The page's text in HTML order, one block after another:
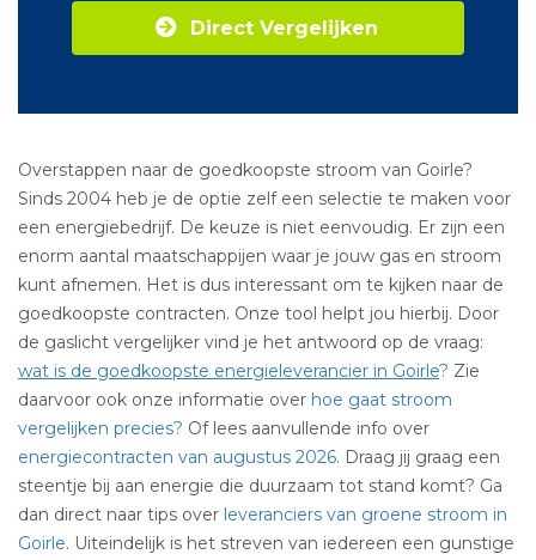
Direct Vergelijken
Overstappen naar de goedkoopste stroom van Goirle?
Sinds 2004 heb je de optie zelf een selectie te maken voor
een energiebedrijf. De keuze is niet eenvoudig. Er zijn een
enorm aantal maatschappijen waar je jouw gas en stroom
kunt afnemen. Het is dus interessant om te kijken naar de
goedkoopste contracten. Onze tool helpt jou hierbij. Door
de gaslicht vergelijker vind je het antwoord op de vraag:
wat is de goedkoopste energieleverancier in Goirle? Zie
daarvoor ook onze informatie over hoe gaat stroom
vergelijken precies? Of lees aanvullende info over
energiecontracten van augustus 2026. Draag jij graag een
steentje bij aan energie die duurzaam tot stand komt? Ga
dan direct naar tips over leveranciers van groene stroom in
Goirle. Uiteindelijk is het streven van iedereen een gunstige